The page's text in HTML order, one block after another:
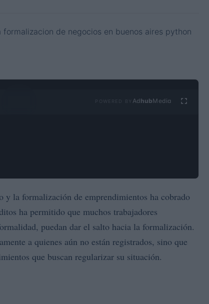
Ad hubMedia
la formalización de emprendimientos ha cobrado
ha permitido que muchos trabajadores
puedan dar el salto hacia la formalización.
a quienes aún no están registrados, sino que
que buscan regularizar su situación.